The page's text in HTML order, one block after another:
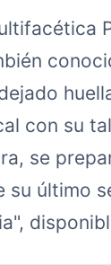
con su
se
su último